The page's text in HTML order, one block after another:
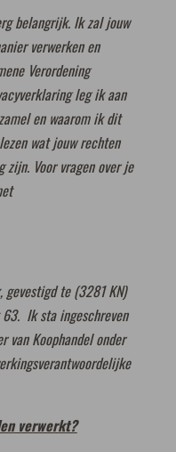
belangrijk. Ik zal jouw
verwerken en
Verordening
leg ik aan
en waarom ik dit
wat jouw rechten
Voor vragen over je
te (3281 KN)
63. Ik sta ingeschreven
van Koophandel onder
verwerkt?